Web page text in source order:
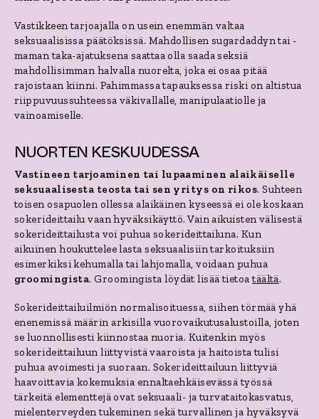
Vastikkeen tarjoajalla on usein enemmän valtaa
seksuaalisissa päätöksissä. Mahdollisen sugardaddyn tai -
maman taka-ajatuksena saattaa olla saada seksiä
mahdollisimman halvalla nuorelta, joka ei osaa pitää
rajoistaan kiinni. Pahimmassa tapauksessa riski on altistua
riippuvuussuhteessa väkivallalle, manipulaatiolle ja
vainoamiselle.
NUORTEN KESKUUDESSA
Vastineen tarjoaminen tai lupaaminen alaikäiselle
seksuaalisesta teosta tai sen yritys on rikos. Suhteen
toisen osapuolen ollessa alaikäinen kyseessä ei ole koskaan
sokerideittailu vaan hyväksikäyttö. Vain aikuisten välisestä
sokerideittailusta voi puhua sokerideittailuna. Kun
aikuinen houkuttelee lasta seksuaalisiin tarkoituksiin
esimerkiksi kehumalla tai lahjomalla, voidaan puhua
groomingista. Groomingista löydät lisää tietoatäältä.
Sokerideittailuilmiön normalisoituessa, siihen törmää yhä
enenemissä määrin arkisilla vuorovaikutusalustoilla, joten
se luonnollisesti kiinnostaa nuoria. Kuitenkin myös
sokerideittailuun liittyvistä vaaroista ja haitoista tulisi
puhua avoimesti ja suoraan. Sokerideittailuun liittyviä
haavoittavia kokemuksia ennaltaehkäisevässä työssä
tärkeitä elementtejä ovat seksuaali- ja turvataitokasvatus,
mielenterveyden tukeminen sekä turvallinen ja hyväksyvä